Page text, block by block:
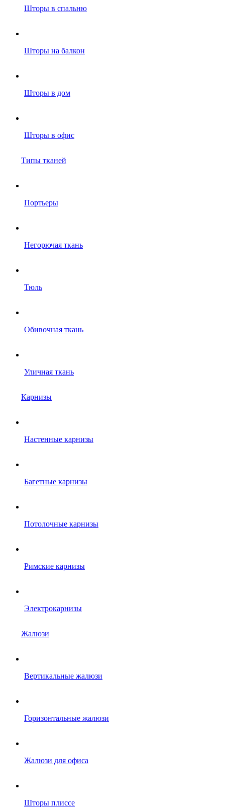
Шторы в спальню
Шторы на балкон
Шторы в дом
Шторы в офис
Типы тканей
Портьеры
Негорючая ткань
Тюль
Обивочная ткань
Уличная ткань
Карнизы
Настенные карнизы
Багетные карнизы
Потолочные карнизы
Римские карнизы
Электрокарнизы
Жалюзи
Вертикальные жалюзи
Горизонтальные жалюзи
Жалюзи для офиса
Шторы плиссе